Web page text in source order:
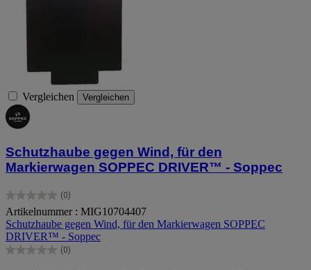
Vergleichen Vergleichen
Schutzhaube gegen Wind, für den
Markierwagen SOPPEC DRIVER™ - Soppec
(0)
0.0
von
5
Sternen.
Artikelnummer : MIG10704407
Schutzhaube gegen Wind, für den Markierwagen SOPPEC
DRIVER™ - Soppec
(0)
0.0